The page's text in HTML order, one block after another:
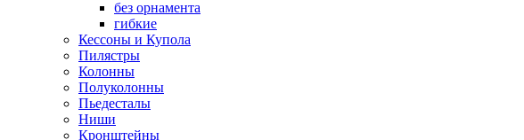
без орнамента
гибкие
Кессоны и Купола
Пилястры
Колонны
Полуколонны
Пьедесталы
Ниши
Кронштейны